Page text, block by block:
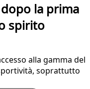
la prima
spirito
alla gamma del
soprattutto